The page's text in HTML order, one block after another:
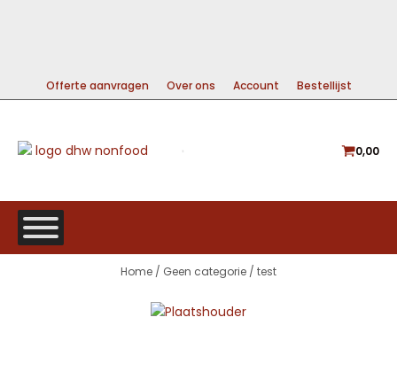
Offerte aanvragen Over ons Account Bestellijst
0,00
Home / Geen categorie / test